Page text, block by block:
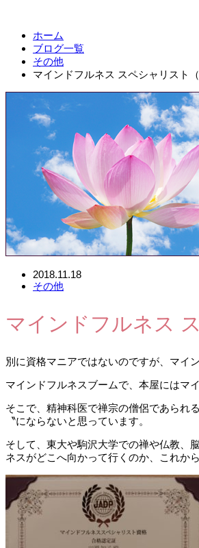
ホーム
ブログ一覧
その他
マインドフルネス スペシャリスト
2018.11.18
その他
マインドフルネス
別に資格マニアではないのですが、マイ
マインドフルネスブームで、本屋にはマ
そこで、精神科医で禅宗の僧侶であられ
〝にならないと思っています。
そして、東大や駒沢大学での禅や仏教、
ネスがどこへ向かって行くのか、これか